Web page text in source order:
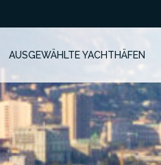
AUSGEWÄHLTE YACHTHÄFEN